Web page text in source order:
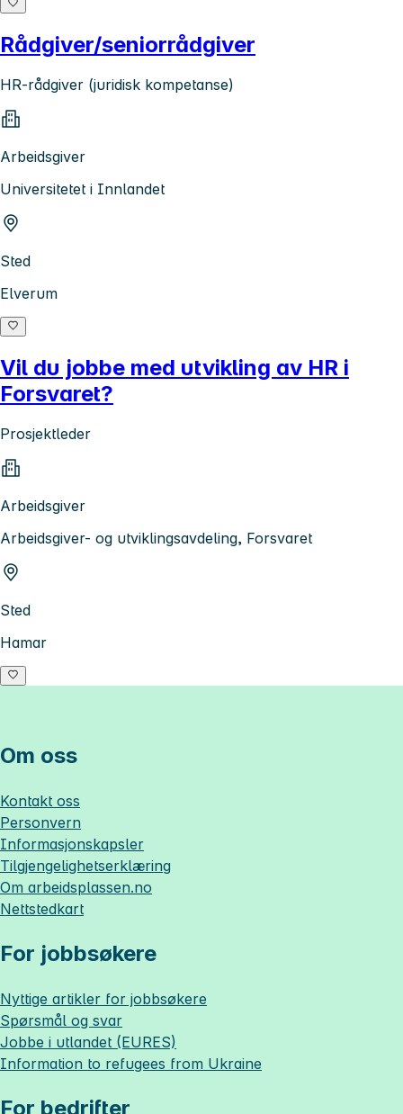
Rådgiver/seniorrådgiver
HR-rådgiver (juridisk kompetanse)
Arbeidsgiver
Universitetet i Innlandet
Sted
Elverum
Vil du jobbe med utvikling av HR i
Forsvaret?
Prosjektleder
Arbeidsgiver
Arbeidsgiver- og utviklingsavdeling, Forsvaret
Sted
Hamar
Om oss
Kontakt oss
Personvern
Informasjonskapsler
Tilgjengelighetserklæring
Om arbeidsplassen.no
Nettstedkart
For jobbsøkere
Nyttige artikler for jobbsøkere
Spørsmål og svar
Jobbe i utlandet (EURES)
Information to refugees from Ukraine
For bedrifter